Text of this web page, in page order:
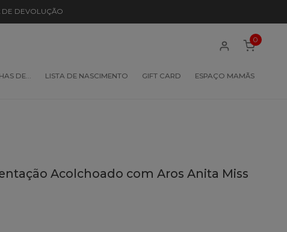
DE DEVOLUÇÃO
DE… LISTA DE NASCIMENTO GIFT CARD ESPAÇO MAMÃS
0
Acolchoado com Aros Anita Miss